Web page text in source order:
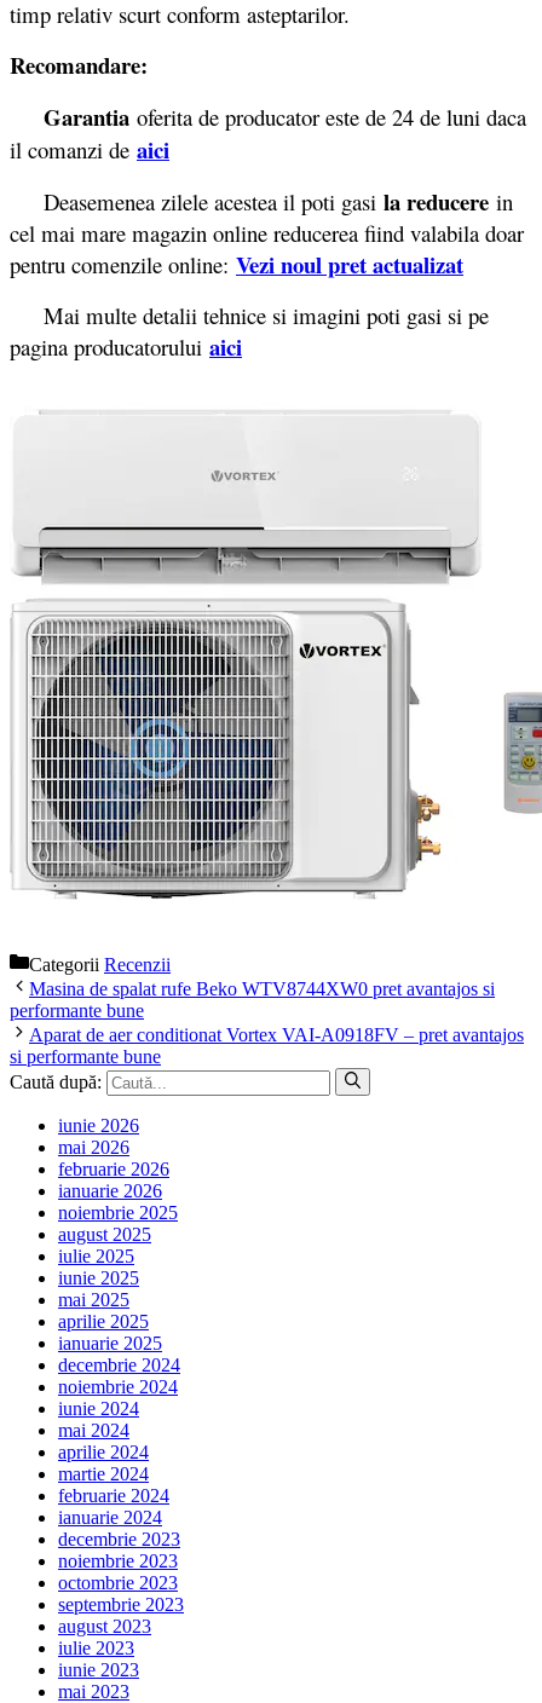
timp relativ scurt conform asteptarilor.
Recomandare:
Garantia oferita de producator este de 24 de luni daca
il comanzi de aici
Deasemenea zilele acestea il poti gasi la reducere in
cel mai mare magazin online reducerea fiind valabila doar
pentru comenzile online: Vezi noul pret actualizat
Mai multe detalii tehnice si imagini poti gasi si pe
pagina producatorului aici
Categorii Recenzii
Masina de spalat rufe Beko WTV8744XW0 pret avantajos si
performante bune
Aparat de aer conditionat Vortex VAI-A0918FV – pret avantajos
si performante bune
Caută după:
iunie 2026
mai 2026
februarie 2026
ianuarie 2026
noiembrie 2025
august 2025
iulie 2025
iunie 2025
mai 2025
aprilie 2025
ianuarie 2025
decembrie 2024
noiembrie 2024
iunie 2024
mai 2024
aprilie 2024
martie 2024
februarie 2024
ianuarie 2024
decembrie 2023
noiembrie 2023
octombrie 2023
septembrie 2023
august 2023
iulie 2023
iunie 2023
mai 2023